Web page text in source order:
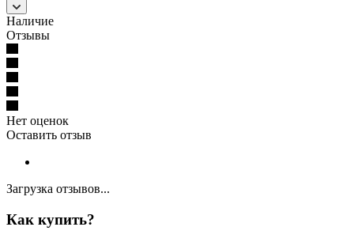
Наличие
Отзывы
Нет оценок
Оставить отзыв
Загрузка отзывов...
Как купить?